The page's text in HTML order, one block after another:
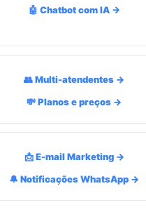
🤖 Chatbot com IA →
👥 Multi-atendentes →
💸 Planos e preços →
📩 E-mail Marketing →
🔔 Notificações WhatsApp →